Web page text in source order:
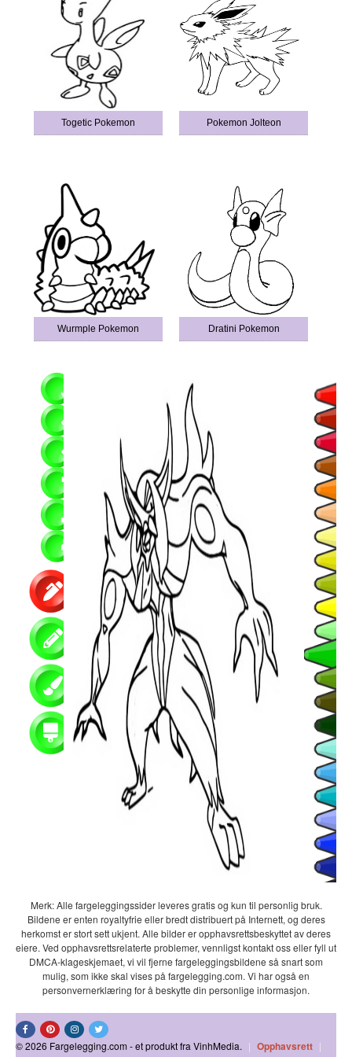
Togetic Pokemon Pokemon Jolteon
Wurmple Pokemon Dratini Pokemon
Merk: Alle fargeleggingssider leveres gratis og kun til personlig bruk.
Bildene er enten royaltyfrie eller bredt distribuert på Internett, og deres
herkomst er stort sett ukjent. Alle bilder er opphavsrettsbeskyttet av deres
eiere. Ved opphavsrettsrelaterte problemer, vennligst kontakt oss eller fyll ut
DMCA-klageskjemaet, vi vil fjerne fargeleggingsbildene så snart som
mulig, som ikke skal vises på fargelegging.com. Vi har også en
personvernerklæring for å beskytte din personlige informasjon.
© 2026 Fargelegging.com - et produkt fra VinhMedia. | Opphavsrett |